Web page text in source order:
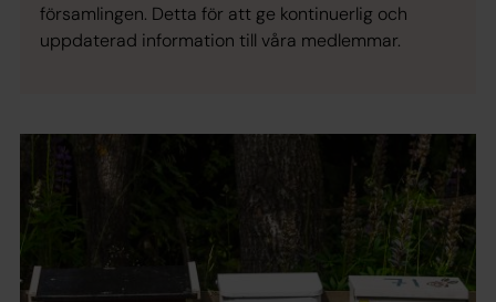
församlingen. Detta för att ge kontinuerlig och
uppdaterad information till våra medlemmar.